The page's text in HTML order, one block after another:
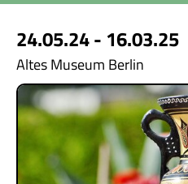
24.05.24 - 16.03.25
Altes Museum Berlin